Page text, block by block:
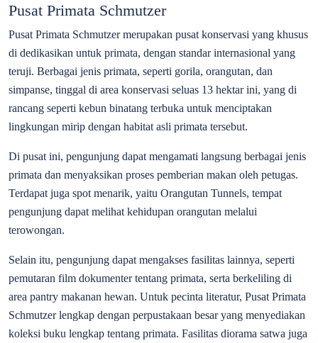
Pusat Primata Schmutzer
Pusat Primata Schmutzer merupakan pusat konservasi yang khusus
di dedikasikan untuk primata, dengan standar internasional yang
teruji. Berbagai jenis primata, seperti gorila, orangutan, dan
simpanse, tinggal di area konservasi seluas 13 hektar ini, yang di
rancang seperti kebun binatang terbuka untuk menciptakan
lingkungan mirip dengan habitat asli primata tersebut.
Di pusat ini, pengunjung dapat mengamati langsung berbagai jenis
primata dan menyaksikan proses pemberian makan oleh petugas.
Terdapat juga spot menarik, yaitu Orangutan Tunnels, tempat
pengunjung dapat melihat kehidupan orangutan melalui
terowongan.
Selain itu, pengunjung dapat mengakses fasilitas lainnya, seperti
pemutaran film dokumenter tentang primata, serta berkeliling di
area pantry makanan hewan. Untuk pecinta literatur, Pusat Primata
Schmutzer lengkap dengan perpustakaan besar yang menyediakan
koleksi buku lengkap tentang primata. Fasilitas diorama satwa juga